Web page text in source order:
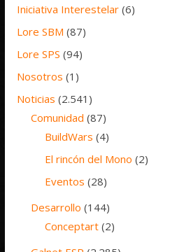
Iniciativa Interestelar (6)
Lore SBM (87)
Lore SPS (94)
Nosotros (1)
Noticias (2.541)
Comunidad (87)
BuildWars (4)
El rincón del Mono (2)
Eventos (28)
Desarrollo (144)
Conceptart (2)